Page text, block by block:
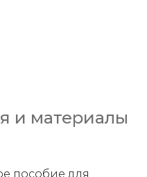
и материалы
пособие для